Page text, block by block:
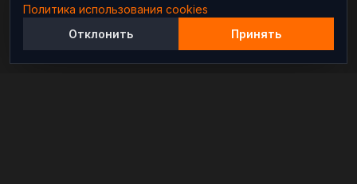
Политика использования cookies
Отклонить
Принять